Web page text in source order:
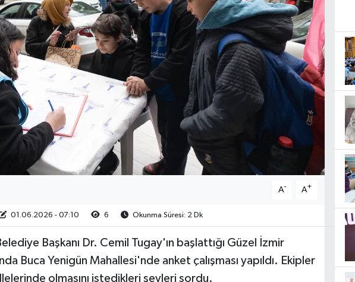
A- A+
01.06.2026 - 07:10 6 Okunma Süresi: 2 Dk
Başkanı Dr. Cemil Tugay'ın başlattığı Güzel İzmir
Buca Yenigün Mahallesi'nde anket çalışması yapıldı. Ekipler
olmasını istedikleri şeyleri sordu.